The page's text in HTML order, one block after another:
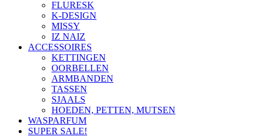
FLURESK
K-DESIGN
MISSY
IZ NAIZ
ACCESSOIRES
KETTINGEN
OORBELLEN
ARMBANDEN
TASSEN
SJAALS
HOEDEN, PETTEN, MUTSEN
WASPARFUM
SUPER SALE!